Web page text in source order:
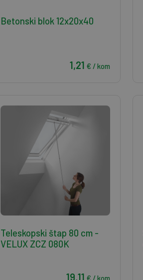
Betonski blok 12x20x40
1,21 € / kom
Teleskopski štap 80 cm -
VELUX ZCZ 080K
19,11 € / kom